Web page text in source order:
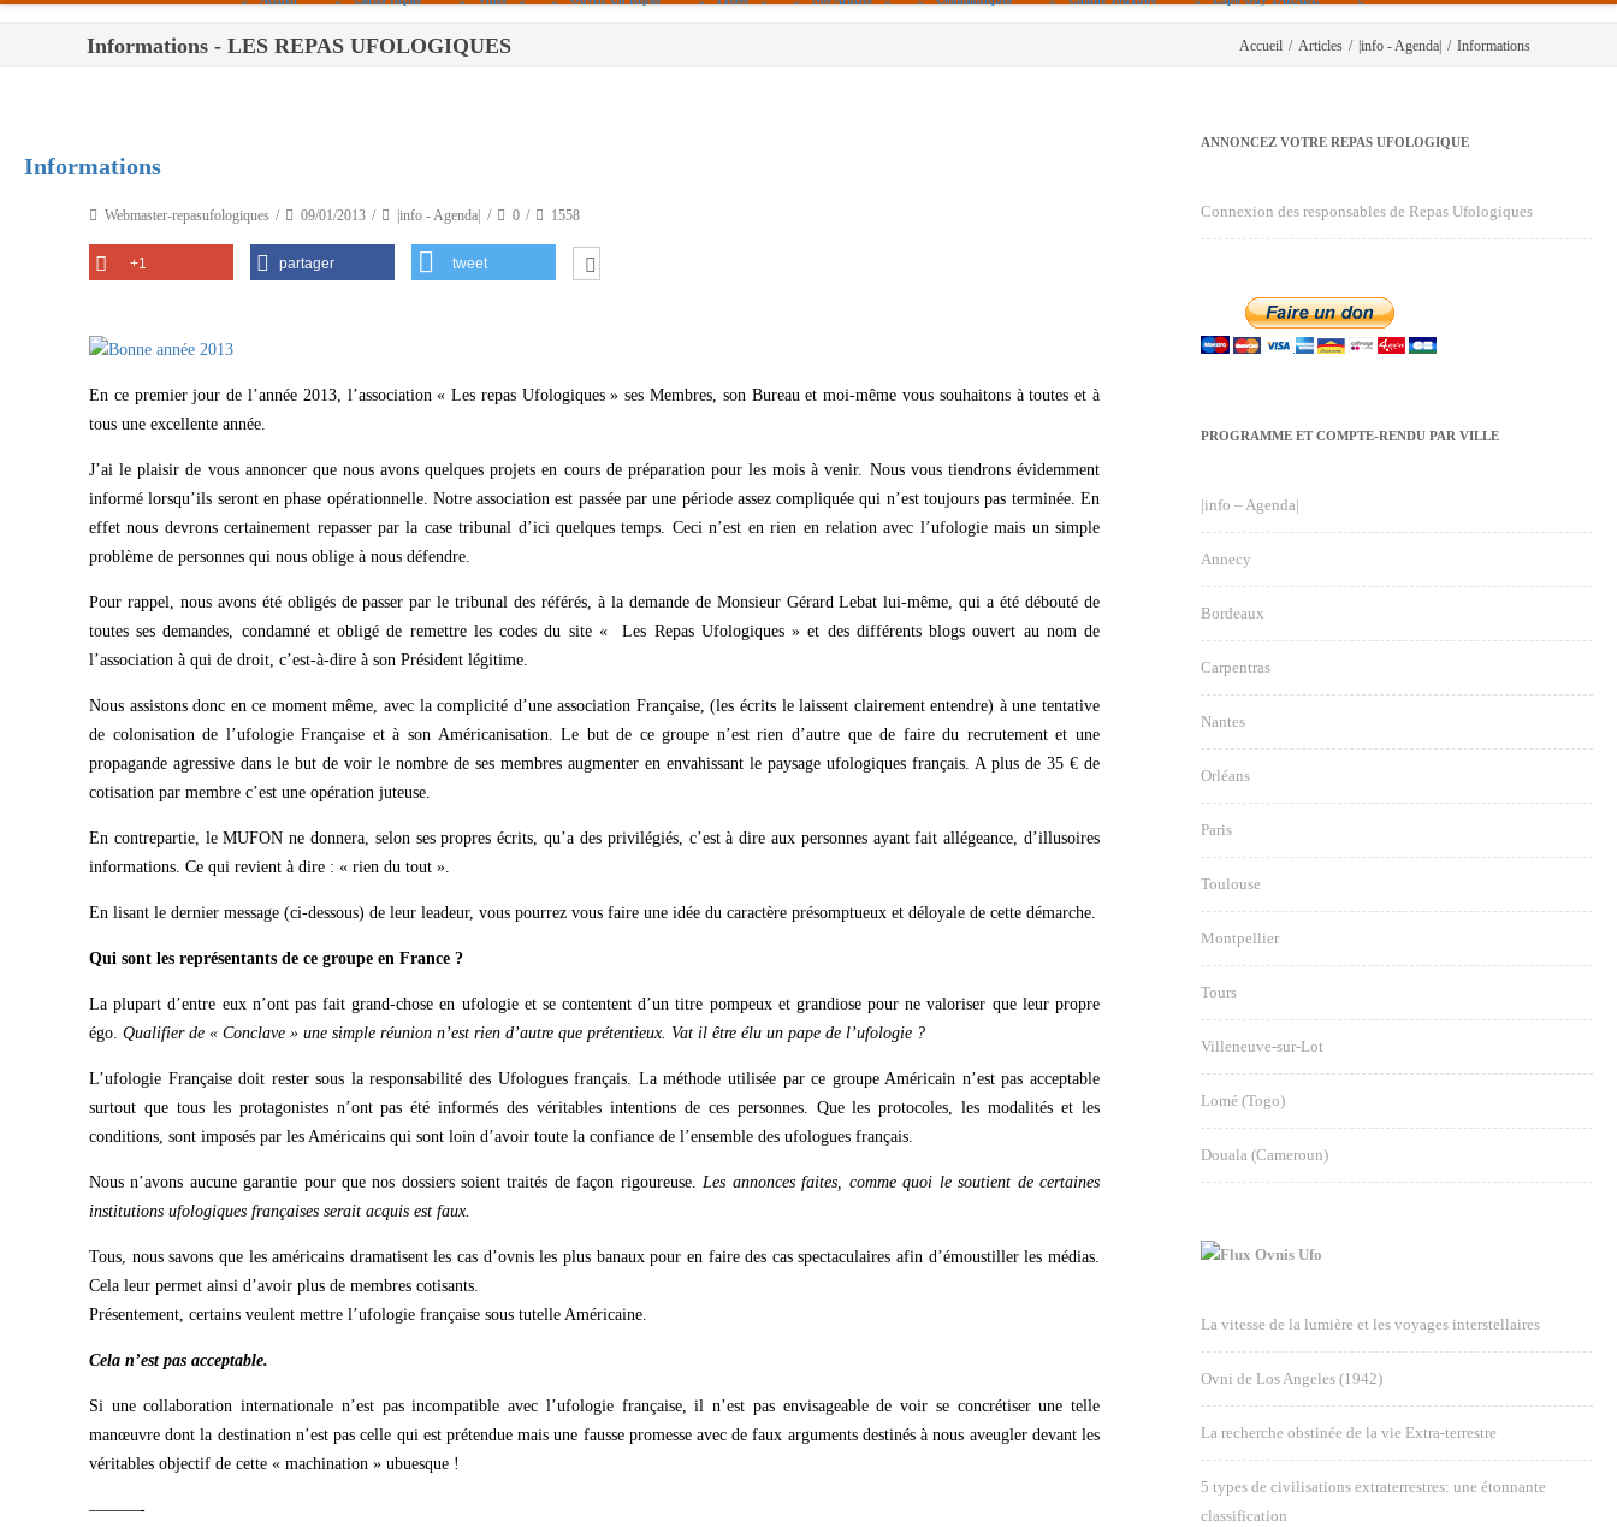
Paris
Nantes
Tours
Informations - LES REPAS UFOLOGIQUES Accueil / Articles / |info - Agenda| / Informations
Informations
Webmaster-repasufologiques 09/01/2013 |info - Agenda| 0 1558
+1 partager tweet
En ce premier jour de l’année 2013, l’association « Les repas Ufologiques » ses Membres, son Bureau et moi-même vous souhaitons à toutes et à
tous une excellente année.
J’ai le plaisir de vous annoncer que nous avons quelques projets en cours de préparation pour les mois à venir. Nous vous tiendrons évidemment
informé lorsqu’ils seront en phase opérationnelle. Notre association est passée par une période assez compliquée qui n’est toujours pas terminée. En
effet nous devrons certainement repasser par la case tribunal d’ici quelques temps. Ceci n’est en rien en relation avec l’ufologie mais un simple
problème de personnes qui nous oblige à nous défendre.
Pour rappel, nous avons été obligés de passer par le tribunal des référés, à la demande de Monsieur Gérard Lebat lui-même, qui a été débouté de
toutes ses demandes, condamné et obligé de remettre les codes du site « Les Repas Ufologiques » et des différents blogs ouvert au nom de
l’association à qui de droit, c’est-à-dire à son Président légitime.
Nous assistons donc en ce moment même, avec la complicité d’une association Française, (les écrits le laissent clairement entendre) à une tentative
de colonisation de l’ufologie Française et à son Américanisation. Le but de ce groupe n’est rien d’autre que de faire du recrutement et une
propagande agressive dans le but de voir le nombre de ses membres augmenter en envahissant le paysage ufologiques français. A plus de 35 € de
cotisation par membre c’est une opération juteuse.
En contrepartie, le MUFON ne donnera, selon ses propres écrits, qu’a des privilégiés, c’est à dire aux personnes ayant fait allégeance, d’illusoires
informations. Ce qui revient à dire : « rien du tout ».
En lisant le dernier message (ci-dessous) de leur leadeur, vous pourrez vous faire une idée du caractère présomptueux et déloyale de cette démarche.
Qui sont les représentants de ce groupe en France ?
La plupart d’entre eux n’ont pas fait grand-chose en ufologie et se contentent d’un titre pompeux et grandiose pour ne valoriser que leur propre
égo. Qualifier de « Conclave » une simple réunion n’est rien d’autre que prétentieux. Vat il être élu un pape de l’ufologie ?
L’ufologie Française doit rester sous la responsabilité des Ufologues français. La méthode utilisée par ce groupe Américain n’est pas acceptable
surtout que tous les protagonistes n’ont pas été informés des véritables intentions de ces personnes. Que les protocoles, les modalités et les
conditions, sont imposés par les Américains qui sont loin d’avoir toute la confiance de l’ensemble des ufologues français.
Nous n’avons aucune garantie pour que nos dossiers soient traités de façon rigoureuse. Les annonces faites, comme quoi le soutient de certaines
institutions ufologiques françaises serait acquis est faux.
Tous, nous savons que les américains dramatisent les cas d’ovnis les plus banaux pour en faire des cas spectaculaires afin d’émoustiller les médias.
Cela leur permet ainsi d’avoir plus de membres cotisants.
Présentement, certains veulent mettre l’ufologie française sous tutelle Américaine.
Cela n’est pas acceptable.
Si une collaboration internationale n’est pas incompatible avec l’ufologie française, il n’est pas envisageable de voir se concrétiser une telle
manœuvre dont la destination n’est pas celle qui est prétendue mais une fausse promesse avec de faux arguments destinés à nous aveugler devant les
véritables objectif de cette « machination » ubuesque !
———-
ANNONCEZ VOTRE REPAS UFOLOGIQUE
Connexion des responsables de Repas Ufologiques
PROGRAMME ET COMPTE-RENDU PAR VILLE
|info – Agenda|
Annecy
Bordeaux
Carpentras
Nantes
Orléans
Paris
Toulouse
Montpellier
Tours
Villeneuve-sur-Lot
Lomé (Togo)
Douala (Cameroun)
Ovnis Ufo
La vitesse de la lumière et les voyages interstellaires
Ovni de Los Angeles (1942)
La recherche obstinée de la vie Extra-terrestre
5 types de civilisations extraterrestres: une étonnante
classification